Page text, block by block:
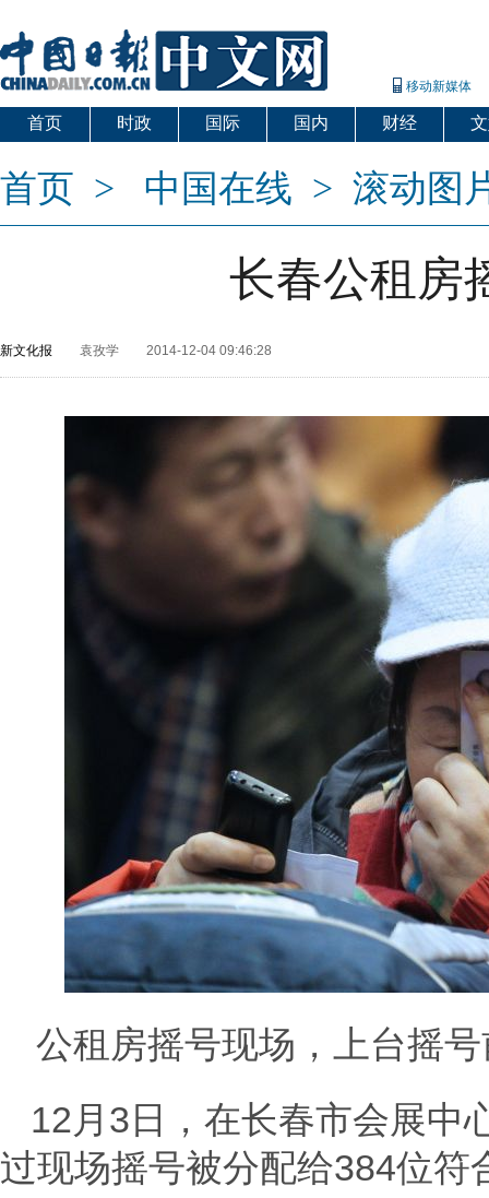
移动新媒体
首页 时政 国际 国内 财经
首页 > 中国在线 > 滚动图
长春公租房
新文化报 袁孜学 2014-12-04 09:46:28
公租房摇号现场，上台摇
12月3日，在长春市会展中
过现场摇号被分配给384位符